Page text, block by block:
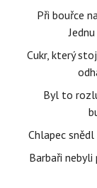
Při bouřce
Cukr, který
Byl to
Chlapec
Barbaři